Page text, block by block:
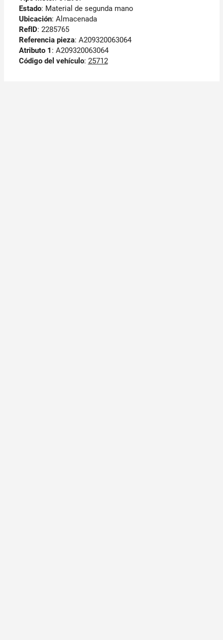
Estado: Material de segunda mano
Ubicación: Almacenada
RefID: 2285765
Referencia pieza: A209320063064
Atributo 1 : A209320063064
Código del vehículo: 25712